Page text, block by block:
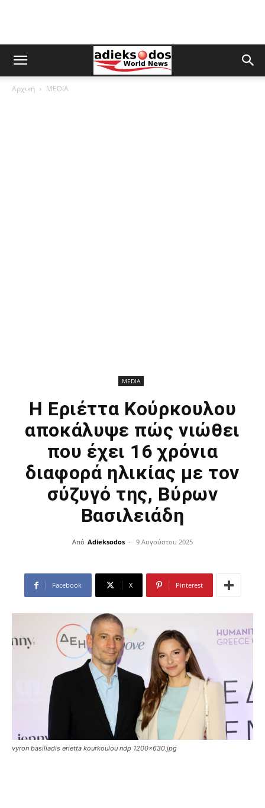
Αρχική MEDIA
MEDIA
Η Εριέττα Κούρκουλου
αποκάλυψε πώς νιώθει
που έχει 16 χρόνια
διαφορά ηλικίας με τον
σύζυγό της, Βύρων
Βασιλειάδη
Από Adieksodos - 9 Αυγούστου 2025
Facebook X Pinterest
vyron basiliadis erietta kourkoulou ndp 1200x630.jpg